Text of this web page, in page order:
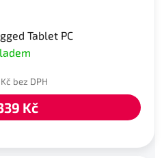
Tablet PC
bez DPH
Kč